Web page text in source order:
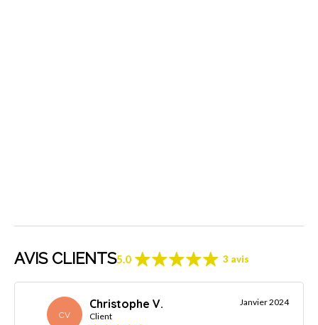
AVIS CLIENTS5.0 3 avis
CV
Christophe V.
Client
Janvier 2024